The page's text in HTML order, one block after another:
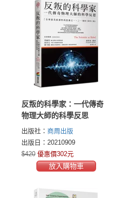
反叛的科學家：一代傳奇
物理大師的科學反思
出版社： 商周出版
出版日：20210909
$420 優惠價302元
放入購物車